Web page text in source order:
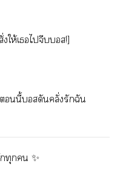
ให้เไจีบส!]
นี้สดันคลั่งรักฉัน
ทุก ✨